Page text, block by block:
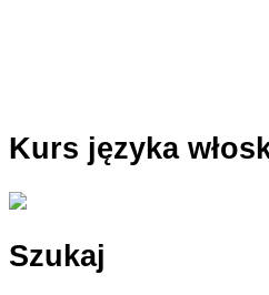
Kurs języka
Szukaj